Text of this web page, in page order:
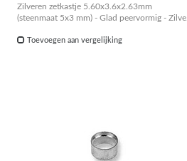
Zilveren zetkastje 5.60x3.6x2.63mm
(steenmaat 5x3 mm) - Glad peervormig - Zilver
Toevoegen aan vergelijking